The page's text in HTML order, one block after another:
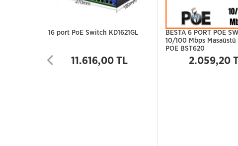
16 port PoE Switch KD1621GL
11.616,00 TL
BESTA 6 PORT POE
10/100 Mbps
POE BST620
2.059,20